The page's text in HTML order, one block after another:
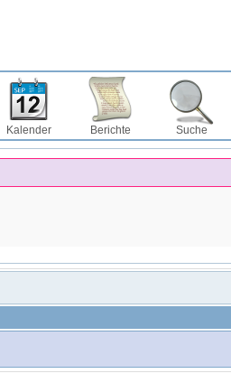
Kalender Berichte Suche